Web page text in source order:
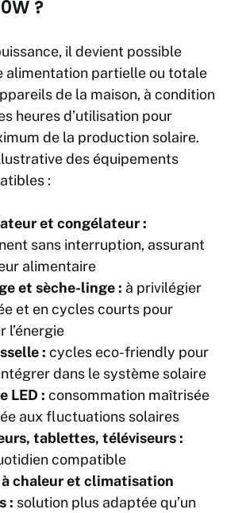
?
il devient possible
alimentation partielle ou totale
de la maison, à condition
heures d’utilisation pour
de la production solaire.
des équipements
:
et congélateur :
sans interruption, assurant
alimentaire
et sèche-linge : à privilégier
et en cycles courts pour
l’énergie
: cycles eco-friendly pour
dans le système solaire
LED : consommation maîtrisée
aux fluctuations solaires
tablettes, téléviseurs :
compatible
à chaleur et climatisation
: solution plus adaptée qu’un